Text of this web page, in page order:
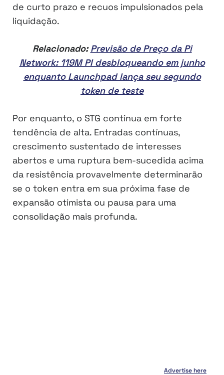
de curto prazo e recuos impulsionados pela
liquidação.
Relacionado:Previsão de Preço da Pi
Network: 119M PI desbloqueando em junho
enquanto Launchpad lança seu segundo
token de teste
Por enquanto, o STG continua em forte
tendência de alta. Entradas contínuas,
crescimento sustentado de interesses
abertos e uma ruptura bem-sucedida acima
da resistência provavelmente determinarão
se o token entra em sua próxima fase de
expansão otimista ou pausa para uma
consolidação mais profunda.
Advertise here